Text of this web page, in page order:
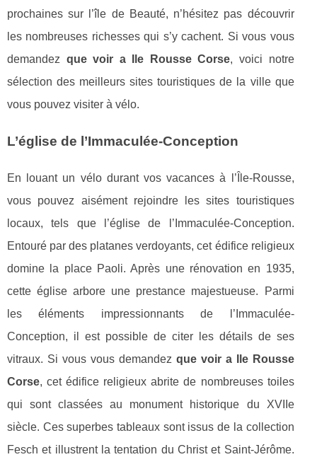
prochaines sur l’île de Beauté, n’hésitez pas découvrir
les nombreuses richesses qui s’y cachent. Si vous vous
demandez que voir a Ile Rousse Corse, voici notre
sélection des meilleurs sites touristiques de la ville que
vous pouvez visiter à vélo.
L’église de l’Immaculée-Conception
En louant un vélo durant vos vacances à l’Île-Rousse,
vous pouvez aisément rejoindre les sites touristiques
locaux, tels que l’église de l’Immaculée-Conception.
Entouré par des platanes verdoyants, cet édifice religieux
domine la place Paoli. Après une rénovation en 1935,
cette église arbore une prestance majestueuse. Parmi
les éléments impressionnants de l’Immaculée-
Conception, il est possible de citer les détails de ses
vitraux. Si vous vous demandez que voir a Ile Rousse
Corse, cet édifice religieux abrite de nombreuses toiles
qui sont classées au monument historique du XVIIe
siècle. Ces superbes tableaux sont issus de la collection
Fesch et illustrent la tentation du Christ et Saint-Jérôme.